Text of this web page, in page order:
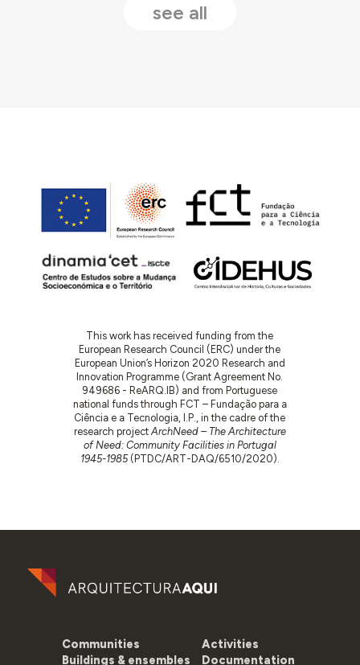
see all
This work has received funding from the
European Research Council (ERC) under the
European Union’s Horizon 2020 Research and
Innovation Programme (Grant Agreement No.
949686 - ReARQ.IB) and from Portuguese
national funds through FCT – Fundação para a
Ciência e a Tecnologia, I.P., in the cadre of the
research project ArchNeed – The Architecture
of Need: Community Facilities in Portugal
1945-1985(PTDC/ART-DAQ/6510/2020).
Communities
Buildings & ensembles
Activities
Documentation